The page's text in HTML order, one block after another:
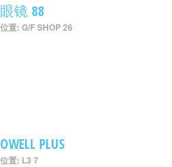
眼镜 88
位置: G/F SHOP 26
OWELL PLUS
位置: L3 7